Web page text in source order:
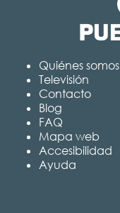
Quiénes somos
Televisión
Contacto
Blog
FAQ
Mapa web
Accesibilidad
Ayuda